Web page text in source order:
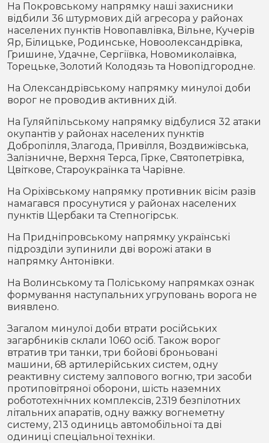
На Покровському напрямку наші захисники
відбили 36 штурмових дій агресора у районах
населених пунктів Новопавлівка, Вільне, Кучерів
Яр, Білицьке, Родинське, Новоолександрівка,
Гришине, Удачне, Сергіївка, Новомиколаївка,
Торецьке, Золотий Колодязь та Новопідгородне.
На Олександрівському напрямку минулої доби
ворог не проводив активних дій.
На Гуляйпільському напрямку відбулися 32 атаки
окупантів у районах населених пунктів
Добропілля, Злагода, Привілля, Воздвижівська,
Залізничне, Верхня Терса, Гірке, Святопетрівка,
Цвіткове, Староукраїнка та Чарівне.
На Оріхівському напрямку противник вісім разів
намагався просунутися у районах населених
пунктів Щербаки та Степногірськ.
На Придніпровському напрямку українські
підрозділи зупинили дві ворожі атаки в
напрямку Антонівки.
На Волинському та Поліському напрямках ознак
формування наступальних угруповань ворога не
виявлено.
Загалом минулої доби втрати російських
загарбників склали 1060 осіб. Також ворог
втратив три танки, три бойові броньовані
машини, 68 артилерійських систем, одну
реактивну систему залпового вогню, три засоби
протиповітряної оборони, шість наземних
робототехнічних комплексів, 2319 безпілотних
літальних апаратів, одну важку вогнеметну
систему, 213 одиниць автомобільної та дві
одиниці спеціальної техніки.